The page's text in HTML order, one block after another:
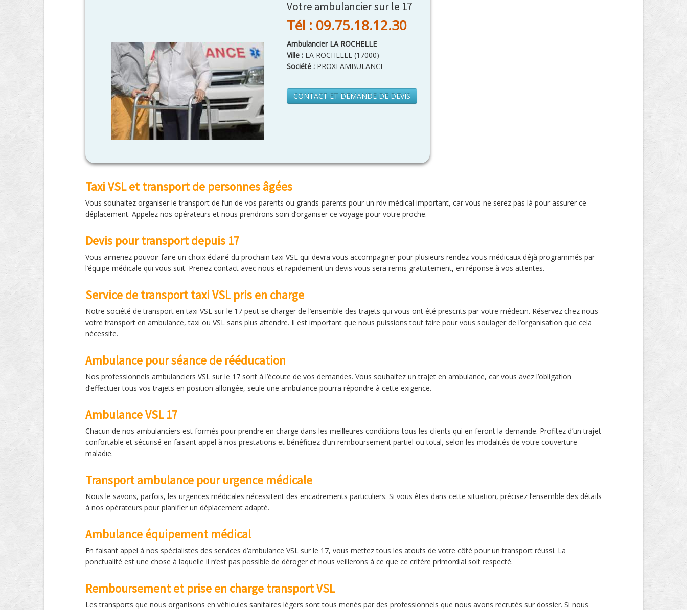
Votre ambulancier sur le 17
Tél : 09.75.18.12.30
Ambulancier LA ROCHELLE
Ville : LA ROCHELLE (17000)
Société : PROXI AMBULANCE
CONTACT ET DEMANDE DE DEVIS
Taxi VSL et transport de personnes âgées
Vous souhaitez organiser le transport de l’un de vos parents ou grands-parents pour un rdv médical important, car vous ne serez pas là pour assurer ce
déplacement. Appelez nos opérateurs et nous prendrons soin d’organiser ce voyage pour votre proche.
Devis pour transport depuis 17
Vous aimeriez pouvoir faire un choix éclairé du prochain taxi VSL qui devra vous accompagner pour plusieurs rendez-vous médicaux déjà programmés par
l’équipe médicale qui vous suit. Prenez contact avec nous et rapidement un devis vous sera remis gratuitement, en réponse à vos attentes.
Service de transport taxi VSL pris en charge
Notre société de transport en taxi VSL sur le 17 peut se charger de l’ensemble des trajets qui vous ont été prescrits par votre médecin. Réservez chez nous
votre transport en ambulance, taxi ou VSL sans plus attendre. Il est important que nous puissions tout faire pour vous soulager de l’organisation que cela
nécessite.
Ambulance pour séance de rééducation
Nos professionnels ambulanciers VSL sur le 17 sont à l’écoute de vos demandes. Vous souhaitez un trajet en ambulance, car vous avez l’obligation
d’effectuer tous vos trajets en position allongée, seule une ambulance pourra répondre à cette exigence.
Ambulance VSL 17
Chacun de nos ambulanciers est formés pour prendre en charge dans les meilleures conditions tous les clients qui en feront la demande. Profitez d’un trajet
confortable et sécurisé en faisant appel à nos prestations et bénéficiez d’un remboursement partiel ou total, selon les modalités de votre couverture
maladie.
Transport ambulance pour urgence médicale
Nous le savons, parfois, les urgences médicales nécessitent des encadrements particuliers. Si vous êtes dans cette situation, précisez l’ensemble des détails
à nos opérateurs pour planifier un déplacement adapté.
Ambulance équipement médical
En faisant appel à nos spécialistes des services d’ambulance VSL sur le 17, vous mettez tous les atouts de votre côté pour un transport réussi. La
ponctualité est une chose à laquelle il n’est pas possible de déroger et nous veillerons à ce que ce critère primordial soit respecté.
Remboursement et prise en charge transport VSL
Les transports que nous organisons en véhicules sanitaires légers sont tous menés par des professionnels que nous avons recrutés sur dossier. Si nous